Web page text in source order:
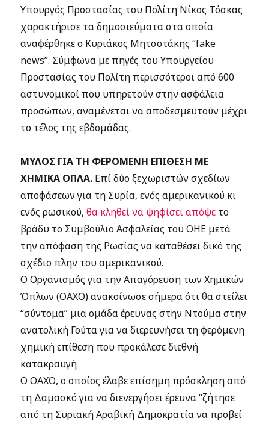
Υπουργός Προστασίας του Πολίτη Νίκος Τόσκας
χαρακτήρισε τα δημοσιεύματα στα οποία
αναφέρθηκε ο Κυριάκος Μητσοτάκης “fake
news”. Σύμφωνα με πηγές του Υπουργείου
Προστασίας του Πολίτη περισσότεροι από 600
αστυνομικοί που υπηρετούν στην ασφάλεια
προσώπων, αναμένεται να αποδεσμευτούν μέχρι
το τέλος της εβδομάδας.
ΜΥΛΟΣ ΓΙΑ ΤΗ ΦΕΡΟΜΕΝΗ ΕΠΙΘΕΣΗ ΜΕ
ΧΗΜΙΚΑ ΟΠΛΑ. Επί δύο ξεχωριστών σχεδίων
αποφάσεων για τη Συρία, ενός αμερικανικού κι
ενός ρωσικού,θα κληθεί να ψηφίσει απόψε το
βράδυ το Συμβούλιο Ασφαλείας του ΟΗΕ μετά
την απόφαση της Ρωσίας να καταθέσει δικό της
σχέδιο πλην του αμερικανικού.
Ο Οργανισμός για την Απαγόρευση των Χημικών
Όπλων (ΟΑΧΟ) ανακοίνωσε σήμερα ότι θα στείλει
“σύντομα” μια ομάδα έρευνας στην Ντούμα στην
ανατολική Γούτα για να διερευνήσει τη φερόμενη
χημική επίθεση που προκάλεσε διεθνή
κατακραυγή
Ο ΟΑΧΟ, ο οποίος έλαβε επίσημη πρόσκληση από
τη Δαμασκό για να διενεργήσει έρευνα “ζήτησε
από τη Συριακή Αραβική Δημοκρατία να προβεί